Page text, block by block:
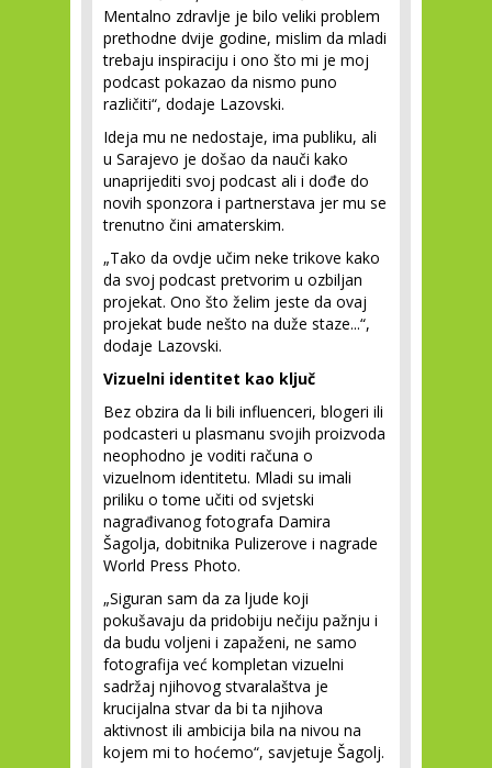
Mentalno zdravlje je bilo veliki problem
prethodne dvije godine, mislim da mladi
trebaju inspiraciju i ono što mi je moj
podcast pokazao da nismo puno
različiti“, dodaje Lazovski.
Ideja mu ne nedostaje, ima publiku, ali
u Sarajevo je došao da nauči kako
unaprijediti svoj podcast ali i dođe do
novih sponzora i partnerstava jer mu se
trenutno čini amaterskim.
„Tako da ovdje učim neke trikove kako
da svoj podcast pretvorim u ozbiljan
projekat. Ono što želim jeste da ovaj
projekat bude nešto na duže staze...“,
dodaje Lazovski.
Vizuelni identitet kao ključ
Bez obzira da li bili influenceri, blogeri ili
podcasteri u plasmanu svojih proizvoda
neophodno je voditi računa o
vizuelnom identitetu. Mladi su imali
priliku o tome učiti od svjetski
nagrađivanog fotografa Damira
Šagolja, dobitnika Pulizerove i nagrade
World Press Photo.
„Siguran sam da za ljude koji
pokušavaju da pridobiju nečiju pažnju i
da budu voljeni i zapaženi, ne samo
fotografija već kompletan vizuelni
sadržaj njihovog stvaralaštva je
krucijalna stvar da bi ta njihova
aktivnost ili ambicija bila na nivou na
kojem mi to hoćemo“, savjetuje Šagolj.